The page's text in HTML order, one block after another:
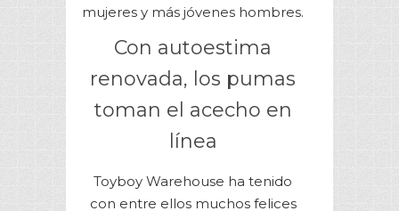
mujeres y más jóvenes hombres.
Con autoestima
renovada, los pumas
toman el acecho en
línea
Toyboy Warehouse ha tenido
con entre ellos muchos felices